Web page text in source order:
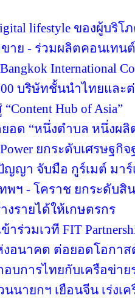
lifestyle ของผู้บริโ
าย - ร่วมผลิตคอนเทน
International
บริษัทชั้นนำไทยและ
Hub of Asia”
อด “หนึ่งตำบล หนึ่งผ
ยกระดับเศรษฐกิ
ญา จับมือ กูร์เมต์ มา
ทพฯ - โคราช ยกระดับ
งรายได้ให้เกษตรกร
าร่วมเวที FIT
อนาคต ต่อยอดโอกา
อบการไทยกับเครือข่าย
นายกฯ เยือนจีน เร่ง